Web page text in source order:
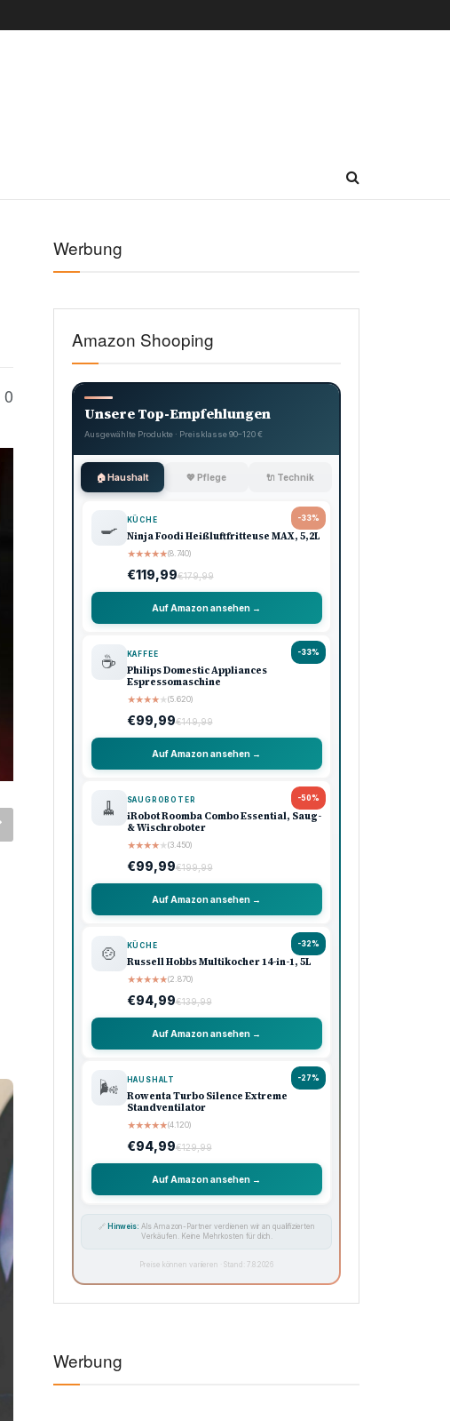
0
Werbung
Amazon Shooping
Unsere Top-Empfehlungen
Ausgewählte Produkte · Preisklasse 90–120 €
🏠 Haushalt 💖 Pflege 🔌 Technik
-33%
🍳 KÜCHE
Ninja Foodi Heißluftfritteuse MAX, 5,2L
★★★★★(8.740)
€119,99€179,99
Auf Amazon ansehen →
-33%
☕ KAFFEE
Philips Domestic Appliances
Espressomaschine
★★★★★(5.620)
€99,99€149,99
Auf Amazon ansehen →
-50%
🧹 SAUGROBOTER
iRobot Roomba Combo Essential, Saug-
& Wischroboter
★★★★★(3.450)
€99,99€199,99
Auf Amazon ansehen →
-32%
🍲 KÜCHE
Russell Hobbs Multikocher 14-in-1, 5L
★★★★★(2.870)
€94,99€139,99
Auf Amazon ansehen →
-27%
🌬️ HAUSHALT
Rowenta Turbo Silence Extreme
Standventilator
★★★★★(4.120)
€94,99€129,99
Auf Amazon ansehen →
🔗 Hinweis: Als Amazon-Partner verdienen wir an qualifizierten
Verkäufen. Keine Mehrkosten für dich.
Preise können variieren · Stand: 7.8.2026
Werbung